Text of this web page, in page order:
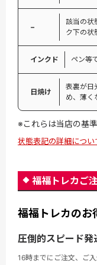
−
該当の状
ク下の状
インクド ペン等
日焼け
表裏が日
め、薄く
※これらは当店の基
状態表記の詳細につ
福福トレカご
福福トレカのお
圧倒的スピード発
16時までにご注文、ご